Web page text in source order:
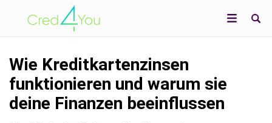
Wie Kreditkartenzinsen
funktionieren und warum sie
deine Finanzen beeinflussen